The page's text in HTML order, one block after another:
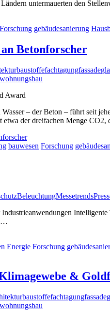
untermauerten den
Forschung gebäudesanierung
Betonforscher
baustoffefachtagungfassade
wohnungsbau
Award
– der Beton – führt seit
der dreifachen Menge
bauwesen Forschung
BeleuchtungMessetrends
Energie Forschung
&
baustoffefachtagungfassade
wohnungsbau